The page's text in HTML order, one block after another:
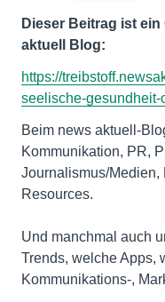
Dieser Beitrag ist
aktuell Blog:
https://
seelische-
Beim news aktuell-
Kommunikation, PR,
Journalismus/Medien,
Resources.
Und manchmal auch
Trends, welche Apps,
Kommunikations-,